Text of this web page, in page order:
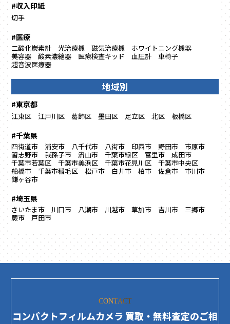
#収入印紙
切手
#医療
二酸化炭素計 光治療機 磁気治療機
ホワイトニング機器
美容器
酸素濃縮器 医療検査キッド 血圧計
車椅子
超音波医療器
地域別
#東京都
江東区 江戸川区 葛飾区 墨田区 足立区 北区 板橋区
#千葉県
四街道市 浦安市 八千代市 八街市 印西市 野田市
市原市
習志野市
我孫子市 流山市 千葉市緑区 富里市
成田市
千葉市若葉区
千葉市美浜区 千葉市花見川区
千葉市中央区
船橋市
千葉市稲毛区 松戸市 白井市 柏市 佐倉市
市川市
鎌ヶ谷市
#埼玉県
さいたま市 川口市 八潮市 川越市 草加市 吉川市
三郷市
蕨市
戸田市
CONTACT
コンパクトフィルムカメラ 買取・無料査定のご相